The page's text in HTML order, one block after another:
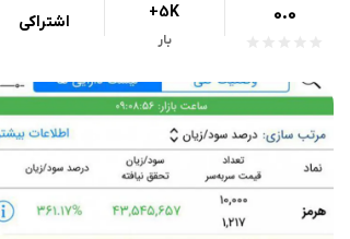
0.0
+5K
بار
اشتراکی